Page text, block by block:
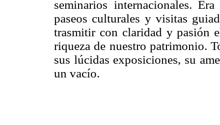
seminarios internacionales.
paseos culturales y visitas
trasmitir con claridad y pasión
riqueza de nuestro patrimonio.
sus lúcidas exposiciones, su
un vacío.